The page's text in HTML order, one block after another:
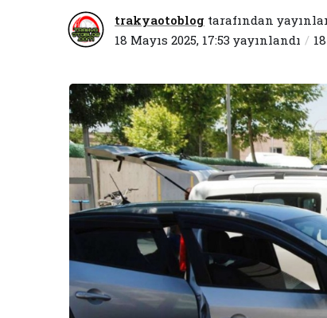
trakyaotoblog tarafından
18 Mayıs 2025, 17:53 yayınlandı